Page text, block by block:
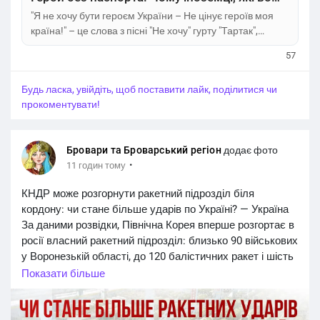
"Я не хочу бути героєм України – Не цінує героїв моя
країна!" – це слова з пісні "Не хочу" гурту "Тартак",
записаної на початку нульових. Пісня стала одним із
лейтмотивів Помаранчевої революції, бо в ній був увесь
незалежності України, але не отримував г
57
Будь ласка, увійдіть, щоб поставити лайк, поділитися чи
прокоментувати!
Бровари та Броварський регіон додає фото
11 годин тому ·
КНДР може розгорнути ракетний підрозділ біля
кордону: чи стане більше ударів по Україні? — Україна
За даними розвідки, Північна Корея вперше розгортає в
росії власний ракетний підрозділ: близько 90 військових
у Воронезькій області, до 120 балістичних ракет і шість
пускових установок у складі російської ракетної
бригади.
Показати більше